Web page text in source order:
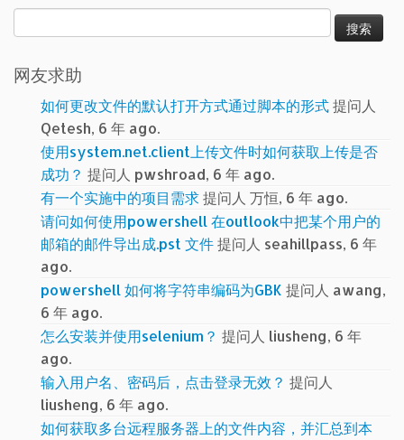
索：
网友求助
如何更改文件的默认打开方式通过脚本的形式提问人
Qetesh, 6 年 ago.
使用system.net.client上传文件时如何获取上传是否
成功？ 提问人 pwshroad, 6 年 ago.
有一个实施中的项目需求提问人 万恒, 6 年 ago.
请问如何使用powershell 在outlook中把某个用户的
邮箱的邮件导出成.pst 文件提问人 seahillpass, 6 年
ago.
powershell 如何将字符串编码为GBK 提问人 awang,
6 年 ago.
怎么安装并使用selenium？ 提问人 liusheng, 6 年
ago.
输入用户名、密码后，点击登录无效？ 提问人
liusheng, 6 年 ago.
如何获取多台远程服务器上的文件内容，并汇总到本